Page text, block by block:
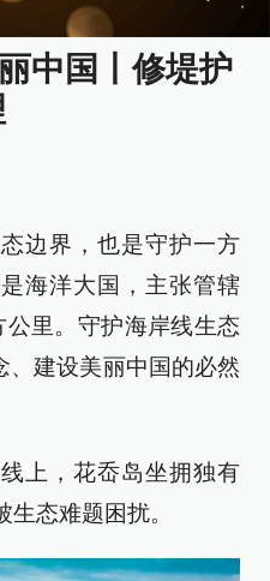
中国丨修堤护
边界，也是守护一方
海洋大国，主张管辖
里。守护海岸线生态
、建设美丽中国的必然
上，花岙岛坐拥独有
态难题困扰。